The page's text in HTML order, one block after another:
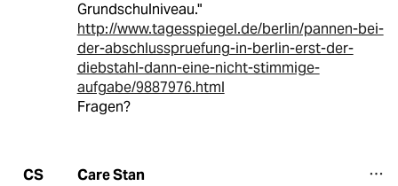
Grundschulniveau."
http://www.tagesspiegel.de/berlin/pannen-bei-
der-abschlusspruefung-in-berlin-erst-der-
diebstahl-dann-eine-nicht-stimmige-
aufgabe/9887976.html
Fragen?
CS Care Stan